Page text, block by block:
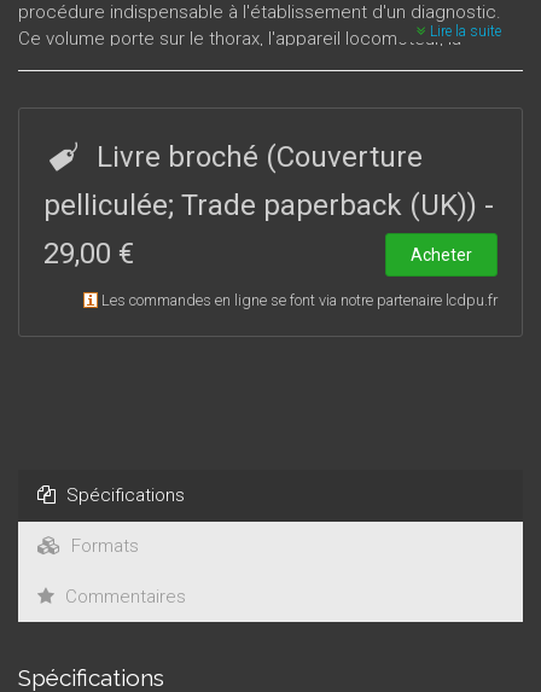
procédure indispensable à l'établissement d'un diagnostic.
Ce volume porte sur le thorax, l'appareil locomoteur, la
pédiatrie et les spécialités de système ; il présente, comme
du CHU de Caen a été essentielle.
Lire la suite
Livre broché (Couverture
pelliculée; Trade paperback (UK)) -
29,00 €
Acheter
Les commandes en ligne se font via notre partenaire lcdpu.fr
Spécifications
Formats
Commentaires
Spécifications